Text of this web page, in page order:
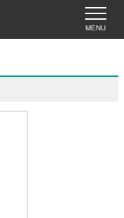
MENU